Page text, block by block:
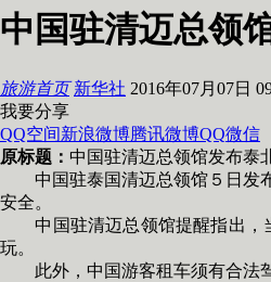
中国驻清迈总领
旅游首页 新华社 2016年07月07日
我要分享
QQ空间新浪微博腾讯微博QQ微信
原标题： 中国驻清迈总领馆发布泰
中国驻泰国清迈总领馆５日发布
安全。
中国驻清迈总领馆提醒指出，当
玩。
此外，中国游客租车须有合法驾